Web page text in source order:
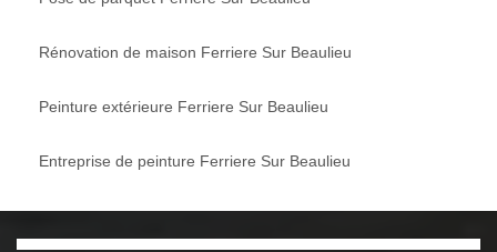
Rénovation de maison Ferriere Sur Beaulieu
Peinture extérieure Ferriere Sur Beaulieu
Entreprise de peinture Ferriere Sur Beaulieu